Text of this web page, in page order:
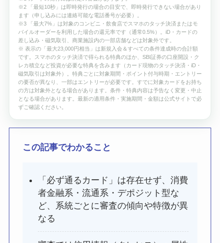
※2 「最短10秒」は即時発行の場合の目安で、即時発行できない場合があり
ます（申し込みには連絡可能な電話番号が必要）。
※3 「最大7%」は対象のコンビニ・飲食店でスマホのタッチ決済またはモ
バイルオーダーを利用した場合の還元率です（通常0.5%）。iD・カードの
差し込み・磁気取引、商業施設内の一部店舗などは対象外です。
※ 表示の「最大23,000円相当」は新規入会＆すべての条件達成時の合計額
です。スマホのタッチ決済で得られる特典のほか、SBI証券の口座開設・ク
レカ積立など投資が必要な特典を含みます（カード現物のタッチ決済・iD・
磁気取引は対象外）。特典ごとに対象期間・ポイント付与時期・エントリー
の要否が異なり、一部はエントリーが必要です。すでに対象カードをお持ち
の方は対象外となる場合があります。条件・特典内容は予告なく変更・中止
となる場合があります。最新の適用条件・実施期間・金額は公式サイトで必
ずご確認ください。
この記事でわかること
「必ず通るカード」は存在せず、消費
者金融系・流通系・デポジット型な
ど、系統ごとに審査の傾向や特徴が異
なる